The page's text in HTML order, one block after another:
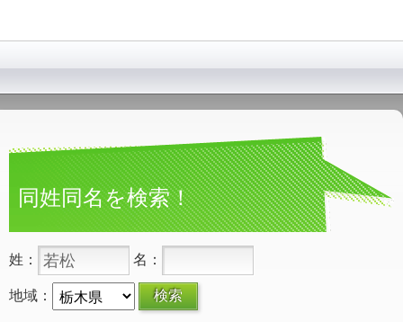
同姓同名を検索！
姓： 名：
地域：